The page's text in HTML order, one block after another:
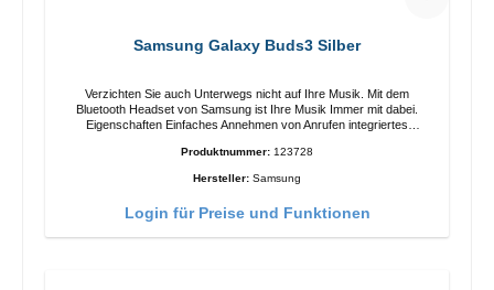
Samsung Galaxy Buds3 Silber
Verzichten Sie auch Unterwegs nicht auf Ihre Musik. Mit dem
Bluetooth Headset von Samsung ist Ihre Musik Immer mit dabei.
Eigenschaften Einfaches Annehmen von Anrufen integriertes
Technische Daten: Bluetooth: 5.4 Reichweite: 10m Ladezeit: 2h
Produktnummer: 123728
Hersteller: Samsung
Login für Preise und Funktionen